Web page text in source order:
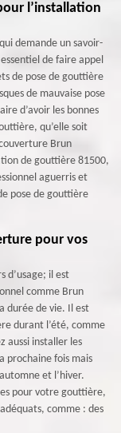
l’installation
demande un savoir-
de faire appel
de pose de gouttière
de mauvaise pose
d’avoir les bonnes
qu’elle soit
Brun
de gouttière 81500,
aguerris et
pose de gouttière
pour vos
d’usage; il est
comme Brun
durée de vie. Il est
durant l’été, comme
aussi installer les
prochaine fois mais
et l’hiver.
pour votre gouttière,
comme : des